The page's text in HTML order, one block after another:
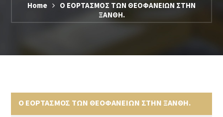
Home
Ο ΕΟΡΤΑΣΜΟΣ ΤΩΝ ΘΕΟΦΑΝΕΙΩΝ ΣΤΗΝ
ΞΑΝΘΗ.
Ο ΕΟΡΤΑΣΜΟΣ ΤΩΝ ΘΕΟΦΑΝΕΙΩΝ ΣΤΗΝ ΞΑΝΘΗ.